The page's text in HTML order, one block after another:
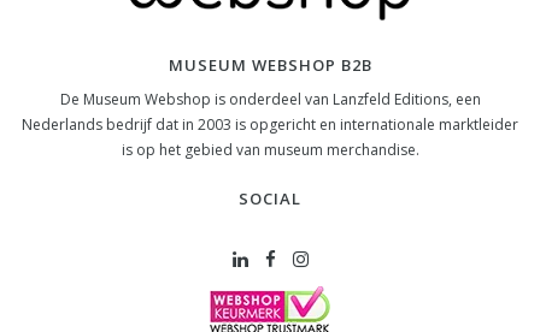
MUSEUM WEBSHOP B2B
De Museum Webshop is onderdeel van Lanzfeld Editions, een
Nederlands bedrijf dat in 2003 is opgericht en internationale marktleider
is op het gebied van museum merchandise.
SOCIAL